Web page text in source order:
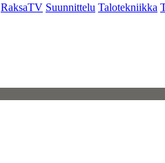
RaksaTV Suunnittelu Talotekniikka